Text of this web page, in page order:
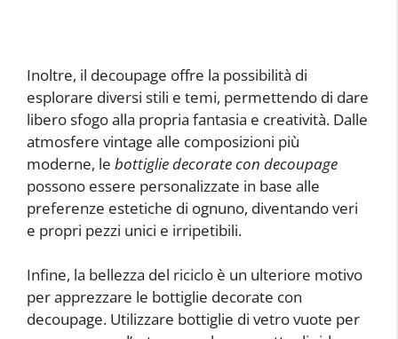
Inoltre, il decoupage offre la possibilità di
esplorare diversi stili e temi, permettendo di dare
libero sfogo alla propria fantasia e creatività. Dalle
atmosfere vintage alle composizioni più
moderne, le bottiglie decorate con decoupage
possono essere personalizzate in base alle
preferenze estetiche di ognuno, diventando veri
e propri pezzi unici e irripetibili.
Infine, la bellezza del riciclo è un ulteriore motivo
per apprezzare le bottiglie decorate con
decoupage. Utilizzare bottiglie di vetro vuote per